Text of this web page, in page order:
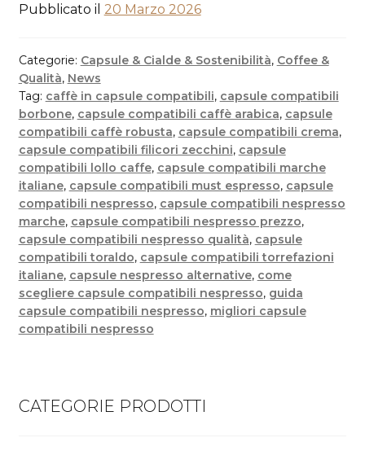
Pubblicato il 20 Marzo 2026
Categorie: Capsule & Cialde & Sostenibilità, Coffee &
Qualità, News
Tag: caffè in capsule compatibili, capsule compatibili
borbone, capsule compatibili caffè arabica, capsule
compatibili caffè robusta, capsule compatibili crema,
capsule compatibili filicori zecchini, capsule
compatibili lollo caffe, capsule compatibili marche
italiane, capsule compatibili must espresso, capsule
compatibili nespresso, capsule compatibili nespresso
marche, capsule compatibili nespresso prezzo,
capsule compatibili nespresso qualità, capsule
compatibili toraldo, capsule compatibili torrefazioni
italiane, capsule nespresso alternative, come
scegliere capsule compatibili nespresso, guida
capsule compatibili nespresso, migliori capsule
compatibili nespresso
CATEGORIE PRODOTTI